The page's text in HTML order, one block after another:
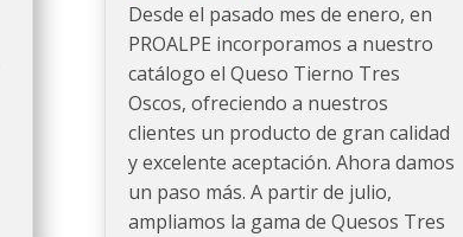
Desde el pasado mes de enero, en
PROALPE incorporamos a nuestro
catálogo el Queso Tierno Tres
Oscos, ofreciendo a nuestros
clientes un producto de gran calidad
y excelente aceptación. Ahora damos
un paso más. A partir de julio,
ampliamos la gama de Quesos Tres